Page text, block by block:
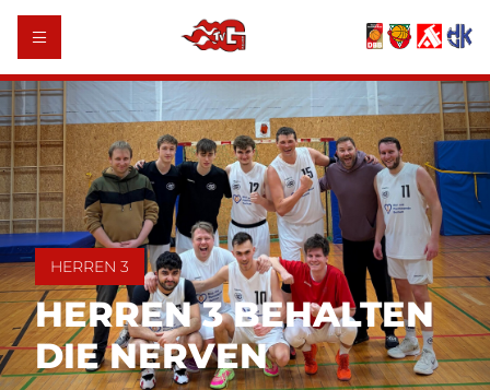
HERREN 3
HERREN 3 BEHALTEN
DIE NERVEN